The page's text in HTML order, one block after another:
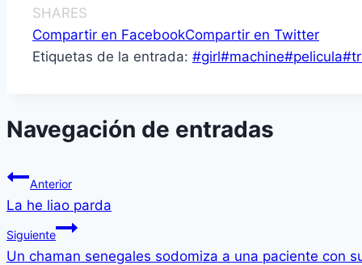
SHARES
Compartir en FacebookCompartir en Twitter
Etiquetas de la entrada: #girl#machine#pelicula#
Navegación de entradas
Anterior
La he liao parda
Siguiente
Un chaman senegales sodomiza a una paciente con